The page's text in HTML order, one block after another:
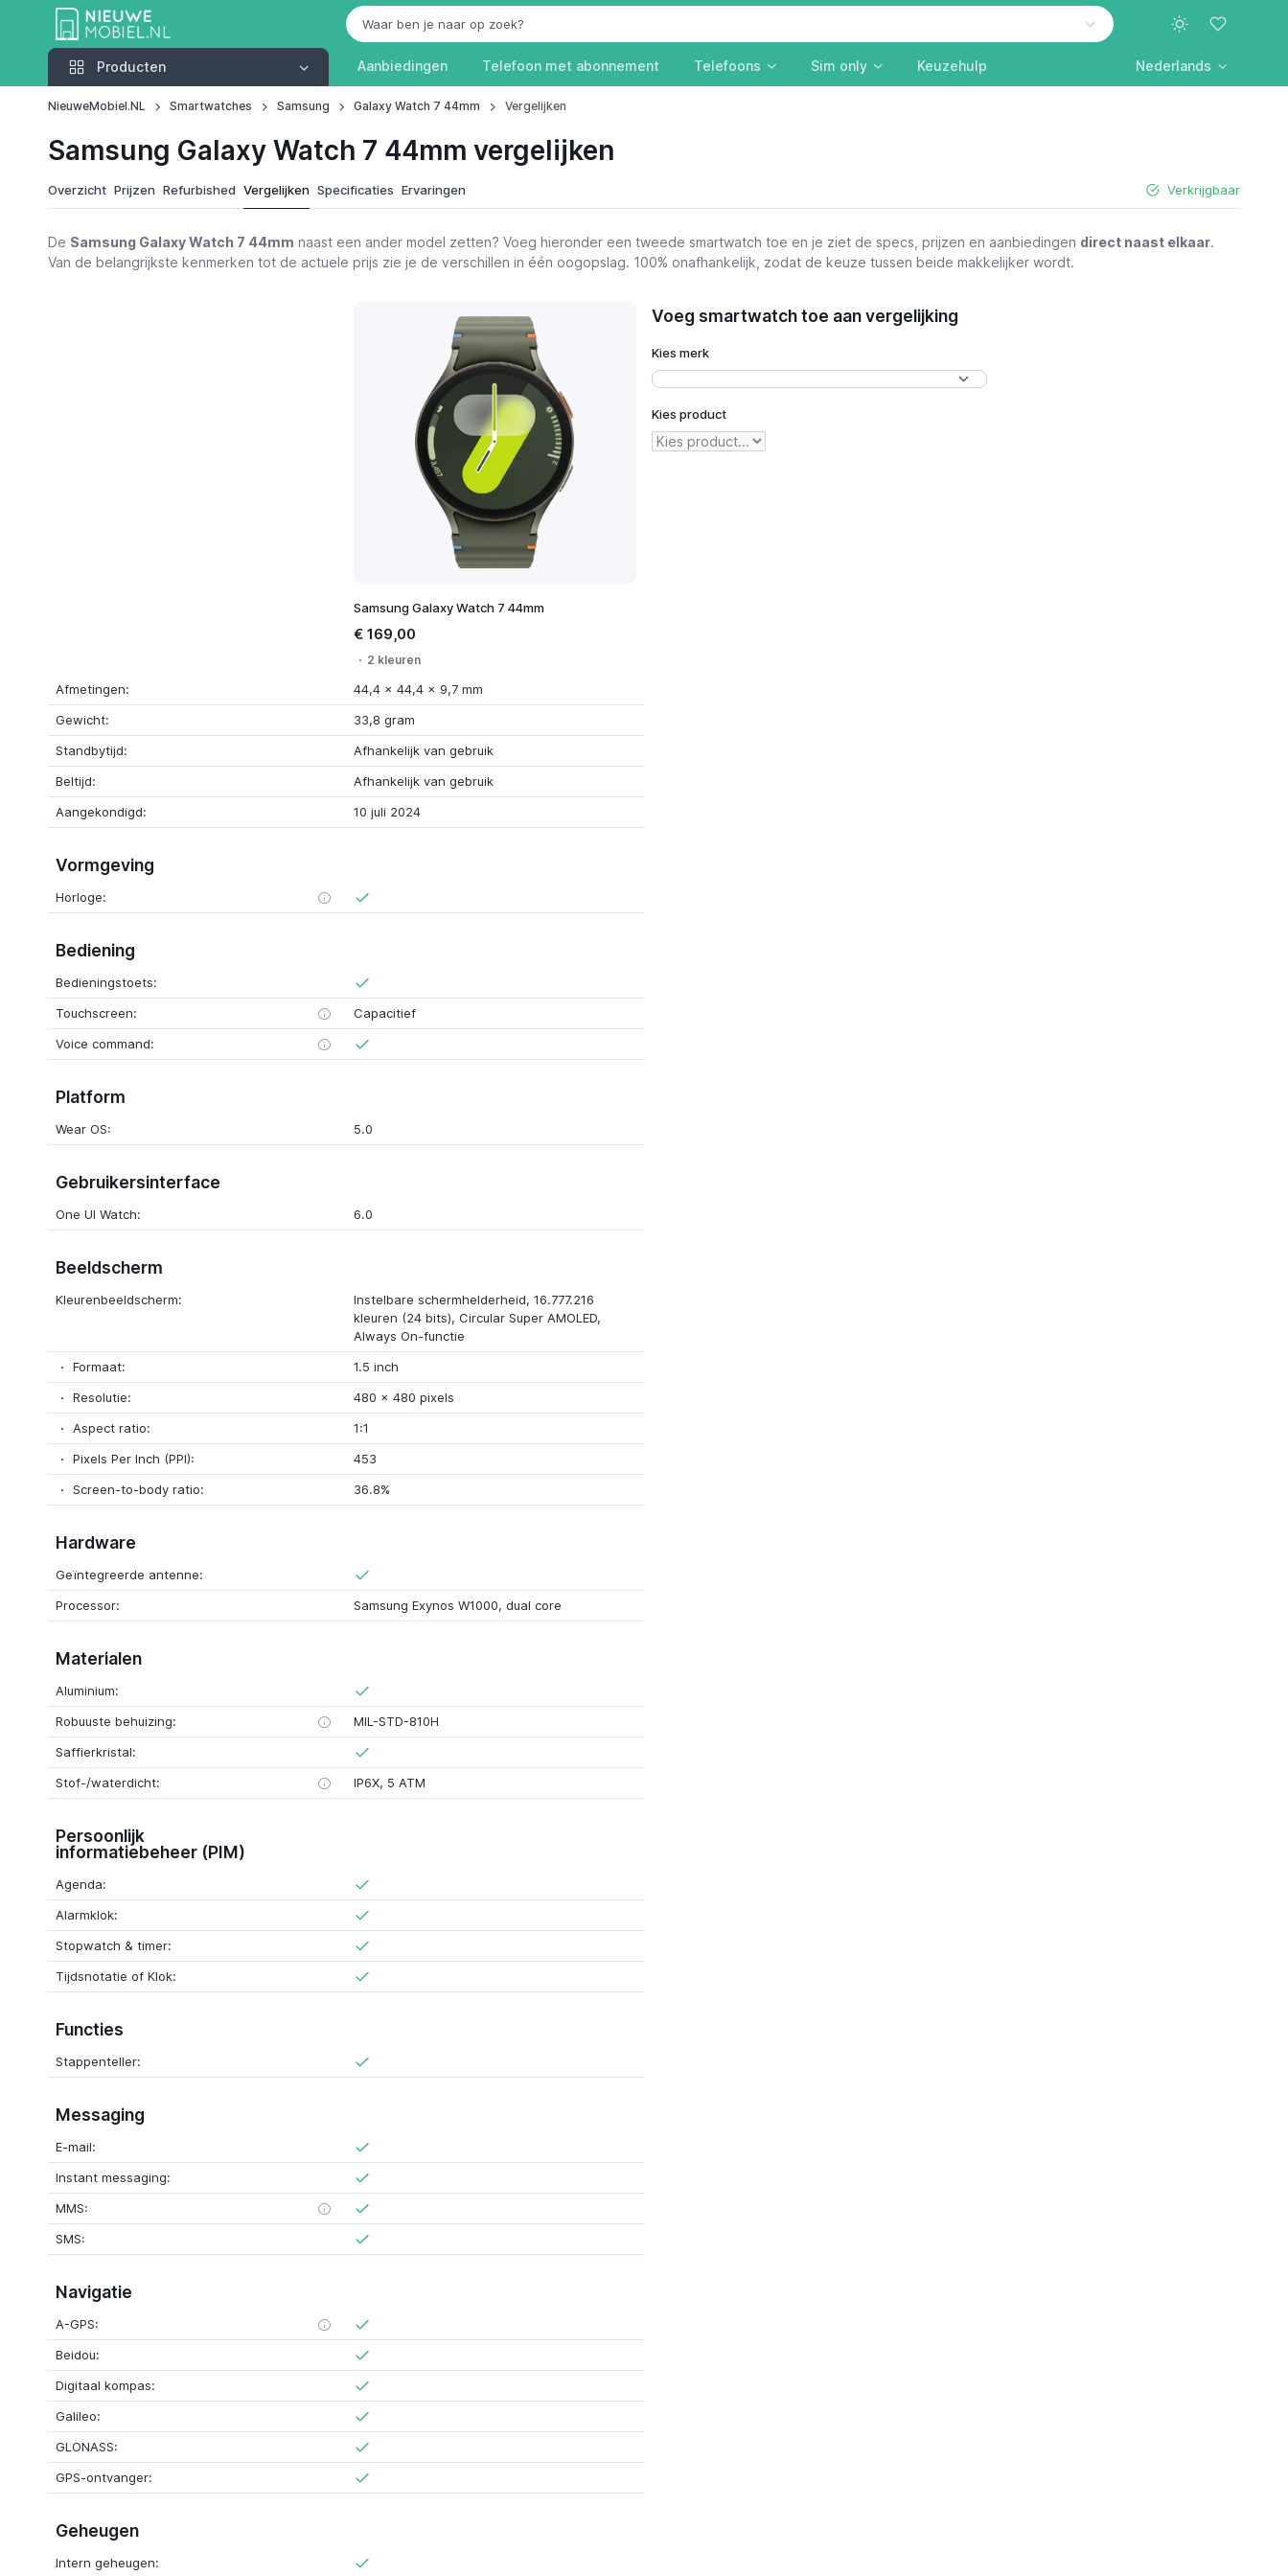
Producten
Producten Aanbiedingen Telefoon met abonnement Telefoons Sim only Keuzehulp Nederlands
NieuweMobiel.NL Smartwatches Samsung Galaxy Watch 7 44mm Vergelijken
Samsung Galaxy Watch 7 44mm vergelijken
Overzicht Prijzen Refurbished Vergelijken Specificaties Ervaringen Verkrijgbaar
Omschrijving
Bekijk prijzen
De Samsung Galaxy Watch 7 44mm naast een ander model zetten? Voeg hieronder een tweede smartwatch toe en je ziet de specs, prijzen en aanbiedingen direct naast elkaar.
Van de belangrijkste kenmerken tot de actuele prijs zie je de verschillen in één oogopslag. 100% onafhankelijk, zodat de keuze tussen beide makkelijker wordt.
Samsung Galaxy Watch 7 44mm
€ 169,00
2 kleuren
Voeg smartwatch toe aan vergelijking
Kies merk
Kies product
Afmetingen:
44,4 x 44,4 x 9,7 mm
Gewicht:
33,8 gram
Standbytijd:
Afhankelijk van gebruik
Beltijd:
Afhankelijk van gebruik
Aangekondigd:
10 juli 2024
Vormgeving
Horloge:
Bediening
Bedieningstoets:
Touchscreen:
Capacitief
Voice command:
Platform
Wear OS: 5.0
Gebruikersinterface
One UI Watch: 6.0
Beeldscherm
Kleurenbeeldscherm:
Instelbare schermhelderheid, 16.777.216
kleuren (24 bits), Circular Super AMOLED,
Always On-functie
Formaat:
1.5 inch
Resolutie:
480 x 480 pixels
Aspect ratio:
1:1
Pixels Per Inch (PPI):
453
Screen-to-body ratio:
36.8%
Hardware
Geïntegreerde antenne:
Processor:
Samsung Exynos W1000, dual core
Materialen
Aluminium:
Robuuste behuizing:
MIL-STD-810H
Saffierkristal:
Stof-/waterdicht:
IP6X, 5 ATM
Persoonlijk
informatiebeheer (PIM)
Agenda:
Alarmklok:
Stopwatch & timer:
Tijdsnotatie of Klok:
Functies
Stappenteller:
Messaging
E-mail:
Instant messaging:
MMS:
SMS:
Navigatie
A-GPS:
Beidou:
Digitaal kompas:
Galileo:
GLONASS:
GPS-ontvanger:
Geheugen
Intern geheugen: